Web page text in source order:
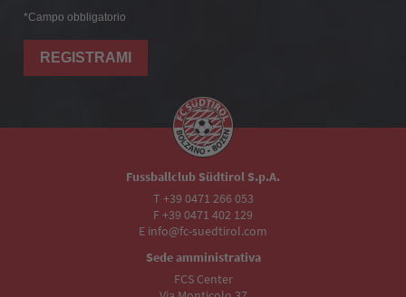
*Campo obbligatorio
REGISTRAMI
Fussballclub Südtirol S.p.A.
T +39 0471 266 053
F +39 0471 402 129
E info@fc-suedtirol.com
Sede amministrativa
FCS Center